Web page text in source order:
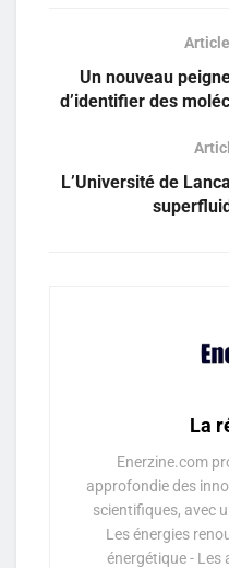
Un nouveau
d’identifier des
L’Université de
La
Enerzine.com
approfondie des
scientifiques, avec
Les énergies
énergétique - Les